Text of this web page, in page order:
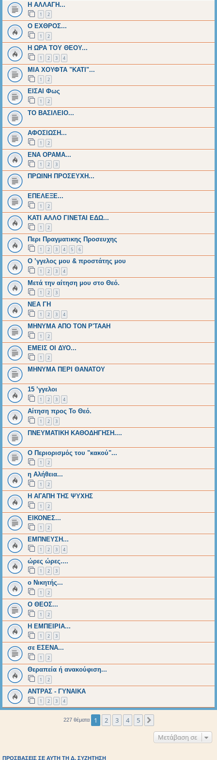
H AΛΛΑΓΗ...
1 2
Ο ΕΧΘΡΟΣ...
1 2
Η ΩΡΑ ΤΟΥ ΘΕΟΥ...
1 2 3 4
ΜΙΑ ΧΟΥΦΤΑ "ΚΑΤΙ"...
1 2
ΕΙΣΑΙ Φως
1 2
ΤΟ ΒΑΣΙΛΕΙΟ...
ΑΦΟΣΙΩΣΗ...
1 2
ΕΝΑ ΟΡΑΜΑ...
1 2 3
ΠΡΩΙΝΗ ΠΡΟΣΕΥΧΗ...
ΕΠΕΛΕΞΕ...
1 2
ΚΑΤΙ ΑΛΛΟ ΓΙΝΕΤΑΙ ΕΔΩ...
1 2
Περι Πραγματικης Προσευχης
1 2 3 4 5 6
Ο ’γγελος μου & προστάτης μου
1 2 3 4
Μετά την αίτηση μου στο Θεό.
1 2 3
ΝΕΑ ΓΗ
1 2 3 4
MHNYMA ΑΠΟ ΤΟΝ Ρ'ΤΑΑΗ
1 2
ΕΜΕΙΣ ΟΙ ΔΥΟ...
1 2
ΜΗΝΥΜΑ ΠΕΡΙ ΘΑΝΑΤΟΥ
15 ’γγελοι
1 2 3 4
Αίτηση προς Το Θεό.
1 2 3
ΠΝΕΥΜΑΤΙΚΗ ΚΑΘΟΔΗΓΗΣΗ....
Ο Περιορισμός του "κακού"...
1 2
η Αλήθεια...
1 2
Η ΑΓΑΠΗ ΤΗΣ ΨΥΧΗΣ
1 2
EΙΚΟΝΕΣ...
1 2
ΕΜΠΝΕΥΣΗ...
1 2 3 4
ώρες ώρες....
1 2 3
ο Νικητής...
1 2
Ο ΘΕΟΣ...
1 2
Η ΕΜΠΕΙΡΙΑ...
1 2 3
σε ΕΣΕΝΑ...
1 2
Θεραπεία ή ανακούφιση...
1 2
ΑΝΤΡΑΣ - ΓΥΝΑΙΚΑ
1 2 3 4
227 θέματα 1 2 3 4 5
Μετάβαση σε
ΠΡΟΣΒΆΣΕΙΣ ΣΕ ΑΥΤΉ ΤΗ Δ. ΣΥΖΉΤΗΣΗ